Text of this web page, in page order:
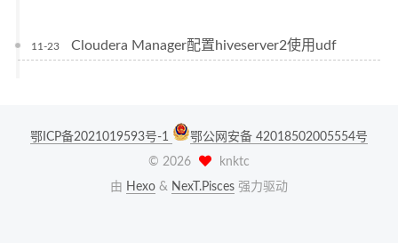
11-23 Cloudera Manager配置hiveserver2使用udf
鄂ICP备2021019593号-1
鄂公网安备 42018502005554号
© 2026
knktc
由 Hexo & NexT.Pisces 强力驱动